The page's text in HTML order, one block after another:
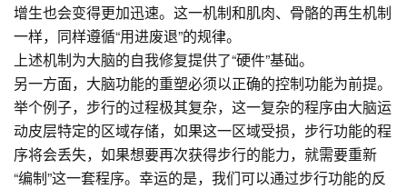
增生也会变得更加迅速。这一机制和肌肉、骨骼的再生机制
一样，同样遵循“用进废退”的规律。
上述机制为大脑的自我修复提供了“硬件”基础。
另一方面，大脑功能的重塑必须以正确的控制功能为前提。
举个例子，步行的过程极其复杂，这一复杂的程序由大脑运
动皮层特定的区域存储，如果这一区域受损，步行功能的程
序将会丢失，如果想要再次获得步行的能力，就需要重新
“编制”这一套程序。幸运的是，我们可以通过步行功能的反